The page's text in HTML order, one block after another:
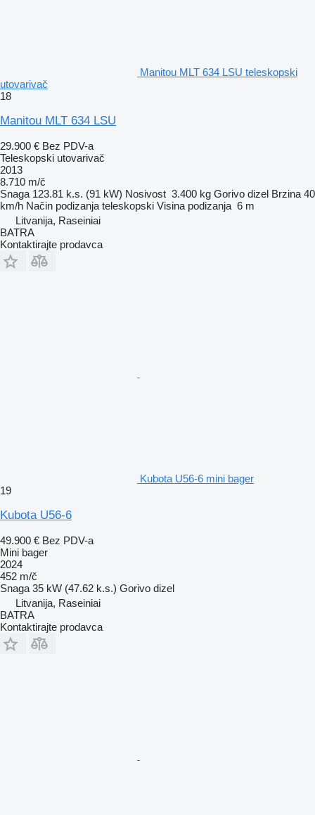
Manitou MLT 634 LSU teleskopski
utovarivač
18
Manitou MLT 634 LSU
29.900 € Bez PDV-a
Teleskopski utovarivač
2013
8.710 m/č
Snaga 123.81 k.s. (91 kW) Nosivost 3.400 kg Gorivo dizel Brzina 40
km/h Način podizanja teleskopski Visina podizanja 6 m
Litvanija, Raseiniai
BATRA
Kontaktirajte prodavca
Kubota U56-6 mini bager
19
Kubota U56-6
49.900 € Bez PDV-a
Mini bager
2024
452 m/č
Snaga 35 kW (47.62 k.s.) Gorivo dizel
Litvanija, Raseiniai
BATRA
Kontaktirajte prodavca